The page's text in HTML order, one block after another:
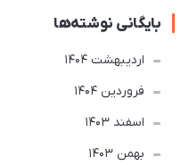
بایگانی نوشته‌ها
ارديبهشت 1404
فروردین 1404
اسفند 1403
بهمن 1403